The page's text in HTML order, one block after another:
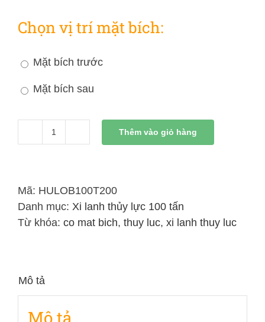
Chọn vị trí mặt bích:
Mặt bích trước
Mặt bích sau
Xi
Lực
100
Tấn
200mm
số
Thêm vào giỏ hàng
Mã: HULOB100T200
Danh mục: Xi lanh thủy lực 100 tấn
Từ khóa: co mat bich, thuy luc, xi lanh thuy luc
Mô tả
Mô tả